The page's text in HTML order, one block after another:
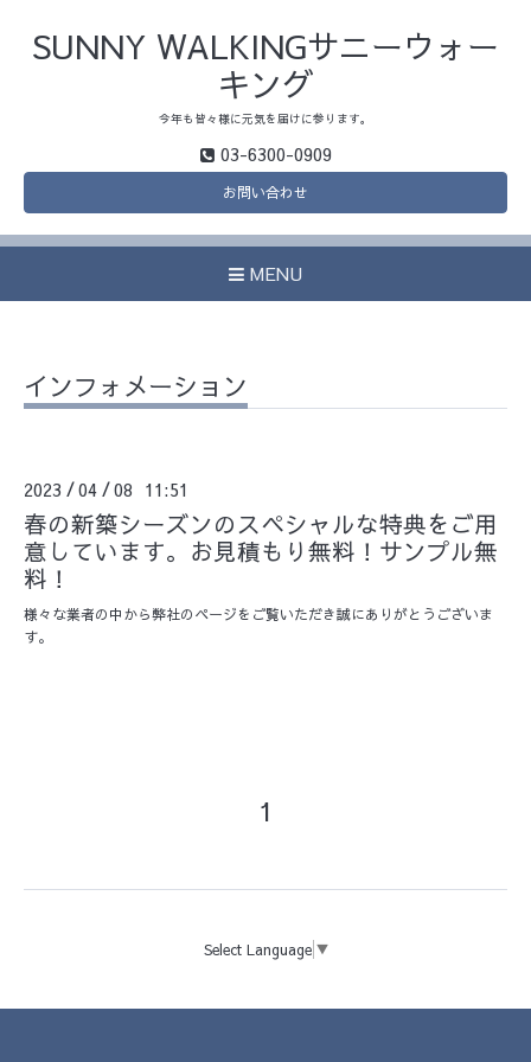
SUNNY WALKINGサニーウォー
キング
今年も皆々様に元気を届けに参ります。
03-6300-0909
お問い合わせ
MENU
インフォメーション
2023 /04 /08 11:51
春の新築シーズンのスペシャルな特典をご用
意しています。お見積もり無料！サンプル無
料！
様々な業者の中から弊社のページをご覧いただき誠にありがとうございま
す。
1
Select Language ▼